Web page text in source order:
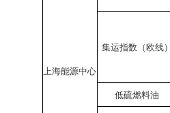
上海能源中心
集运指数（欧线
低硫燃料油